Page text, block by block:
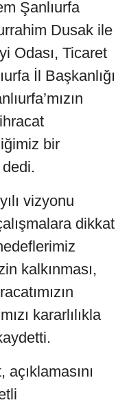
Şanlıurfa
Dusak ile
Odası, Ticaret
İl Başkanlığı
bir
vizyonu
dikkat
kalkınması,
kararlılıkla